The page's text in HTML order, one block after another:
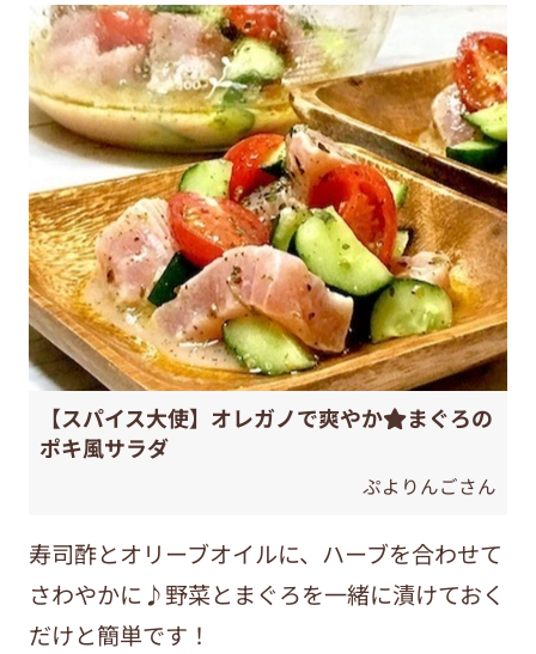
【スパイス大使】オレガノで爽やか⭐️まぐろの
ポキ風サラダ
ぷよりんごさん
寿司酢とオリーブオイルに、ハーブを合わせて
さわやかに♪野菜とまぐろを一緒に漬けておく
だけと簡単です！